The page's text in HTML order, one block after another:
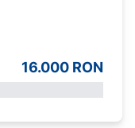
16.000 RON